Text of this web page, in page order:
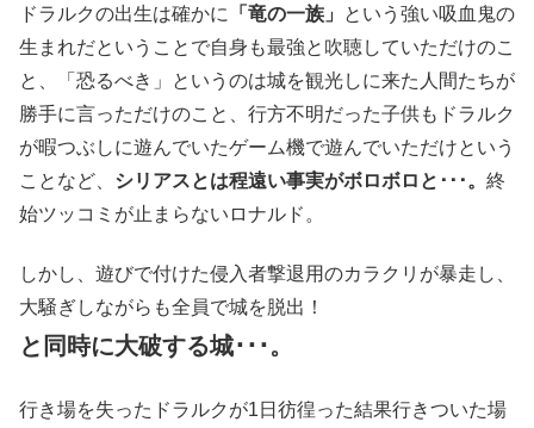
ドラルクの出生は確かに 「竜の一族」
という強い吸血鬼の
生まれだということで自身も最強と吹聴していただけのこ
と、「恐るべき」というのは城を観光しに来た人間たちが
勝手に言っただけのこと、行方不明だった子供もドラルク
が暇つぶしに遊んでいたゲーム機で遊んでいただけという
ことなど、 シリアスとは程遠い事実がボロボロと･･･。 終
始ツッコミが止まらないロナルド。
しかし、遊びで付けた侵入者撃退用のカラクリが暴走し、
大騒ぎしながらも全員で城を脱出！
と同時に大破する城･･･。
行き場を失ったドラルクが1日彷徨った結果行きついた場